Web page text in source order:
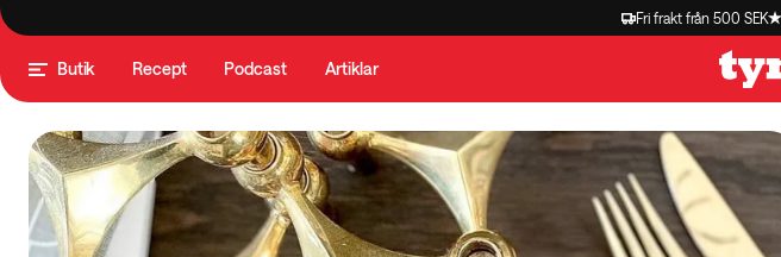
Fri frakt från 500 SEK
Butik Recept Podcast Artiklar